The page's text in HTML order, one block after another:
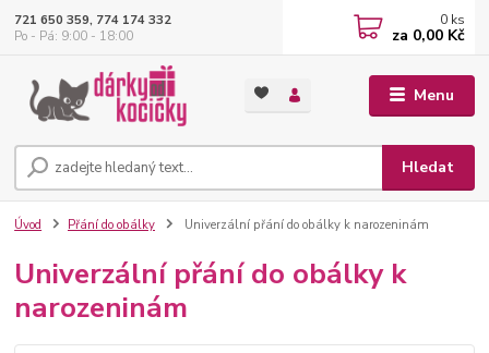
Menu
Hledat
721 650 359, 774 174 332
Po - Pá: 9:00 - 18:00
0 ks
za 0,00 Kč
Úvod Přání do obálky Univerzální přání do obálky k narozeninám
Univerzální přání do obálky k
narozeninám